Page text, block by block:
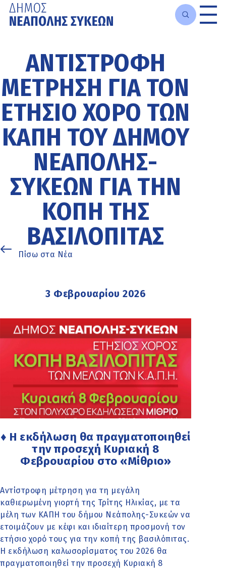
κυρίως
περιεχόμενο
ΑΝΤΊΣΤΡΟΦΗ
ΜΈΤΡΗΣΗ ΓΙΑ ΤΟΝ
ΕΤΉΣΙΟ ΧΟΡΌ ΤΩΝ
ΚΑΠΗ ΤΟΥ ΔΉΜΟΥ
ΝΕΆΠΟΛΗΣ-
ΣΥΚΕΏΝ ΓΙΑ ΤΗΝ
ΚΟΠΉ ΤΗΣ
ΒΑΣΙΛΌΠΙΤΑΣ
Πίσω στα Νέα
3 Φεβρουαρίου 2026
♦ Η εκδήλωση θα πραγματοποιηθεί
την προσεχή Κυριακή 8
Φεβρουαρίου στο «Μίθριο»
Αντίστροφη μέτρηση για τη μεγάλη
καθιερωμένη γιορτή της Τρίτης Ηλικίας, με τα
μέλη των ΚΑΠΗ του δήμου Νεάπολης-Συκεών να
ετοιμάζουν με κέφι και ιδιαίτερη προσμονή τον
ετήσιο χορό τους για την κοπή της βασιλόπιτας.
Η εκδήλωση καλωσορίσματος του 2026 θα
πραγματοποιηθεί την προσεχή Κυριακή 8